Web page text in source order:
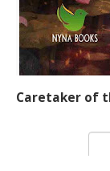
must decide
dream… and
Caretaker of